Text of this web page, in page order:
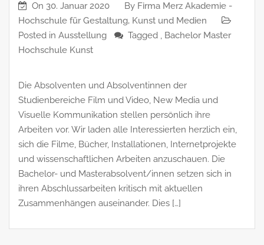
On 30. Januar 2020 By Firma Merz Akademie -
Hochschule für Gestaltung, Kunst und Medien
Posted in Ausstellung Tagged , Bachelor Master
Hochschule Kunst
Die Absolventen und Absolventinnen der
Studienbereiche Film und Video, New Media und
Visuelle Kommunikation stellen persönlich ihre
Arbeiten vor. Wir laden alle Interessierten herzlich ein,
sich die Filme, Bücher, Installationen, Internetprojekte
und wissenschaftlichen Arbeiten anzuschauen. Die
Bachelor- und Masterabsolvent/innen setzen sich in
ihren Abschlussarbeiten kritisch mit aktuellen
Zusammenhängen auseinander. Dies […]